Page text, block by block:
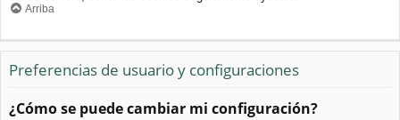
Arriba
Preferencias de usuario y configuraciones
¿Cómo se puede cambiar mi configuración?